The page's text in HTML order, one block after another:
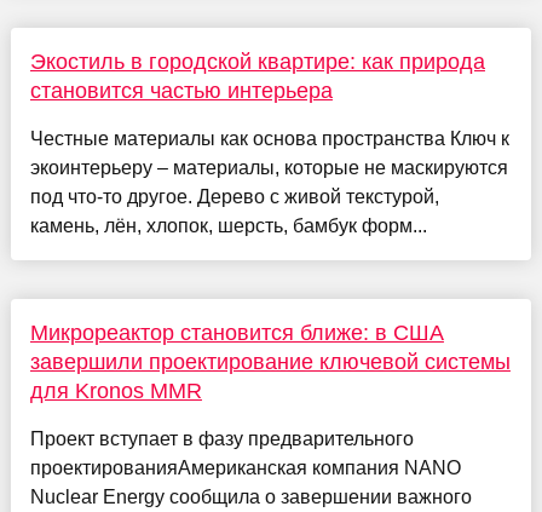
Экостиль в городской квартире: как природа
становится частью интерьера
Честные материалы как основа пространства Ключ к
экоинтерьеру – материалы, которые не маскируются
под что-то другое. Дерево с живой текстурой,
камень, лён, хлопок, шерсть, бамбук форм...
Микрореактор становится ближе: в США
завершили проектирование ключевой системы
для Kronos MMR
Проект вступает в фазу предварительного
проектированияАмериканская компания NANO
Nuclear Energy сообщила о завершении важного